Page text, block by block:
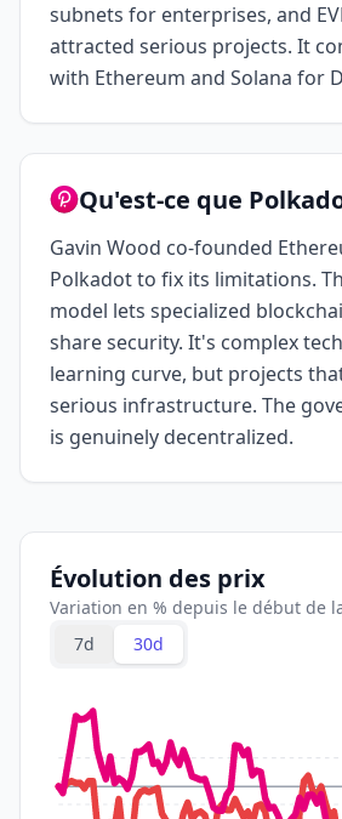
subnets for enterprises, and
attracted serious projects. It
with Ethereum and Solana for
Qu'est-ce que
Gavin Wood co-founded
Polkadot to fix its limitations.
model lets specialized
share security. It's complex
learning curve, but projects
serious infrastructure. The
is genuinely decentralized.
Évolution des prix
Variation en % depuis le début de
7d
30d